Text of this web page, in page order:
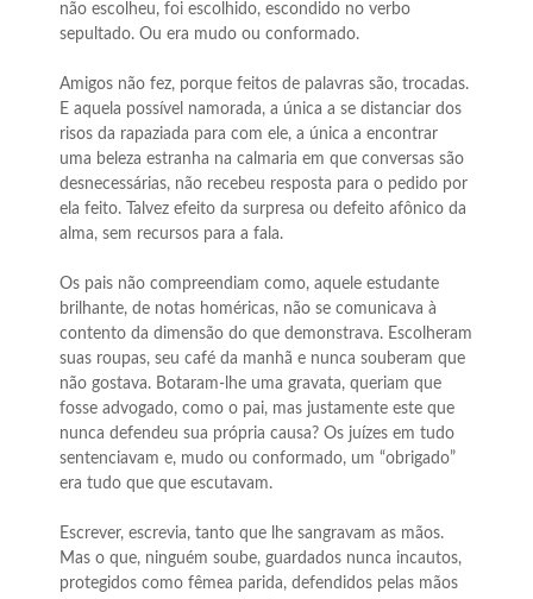
não escolheu, foi escolhido, escondido no verbo
sepultado. Ou era mudo ou conformado.
Amigos não fez, porque feitos de palavras são, trocadas.
E aquela possível namorada, a única a se distanciar dos
risos da rapaziada para com ele, a única a encontrar
uma beleza estranha na calmaria em que conversas são
desnecessárias, não recebeu resposta para o pedido por
ela feito. Talvez efeito da surpresa ou defeito afônico da
alma, sem recursos para a fala.
Os pais não compreendiam como, aquele estudante
brilhante, de notas homéricas, não se comunicava à
contento da dimensão do que demonstrava. Escolheram
suas roupas, seu café da manhã e nunca souberam que
não gostava. Botaram-lhe uma gravata, queriam que
fosse advogado, como o pai, mas justamente este que
nunca defendeu sua própria causa? Os juízes em tudo
sentenciavam e, mudo ou conformado, um “obrigado”
era tudo que que escutavam.
Escrever, escrevia, tanto que lhe sangravam as mãos.
Mas o que, ninguém soube, guardados nunca incautos,
protegidos como fêmea parida, defendidos pelas mãos